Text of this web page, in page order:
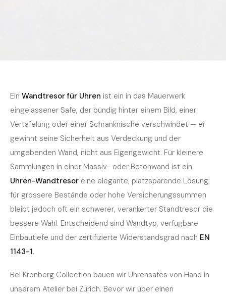
Wandtresor für Uhren — Einbau,
Sicherheit und worauf es ankommt
Ein Wandtresor für Uhren ist ein in das Mauerwerk
eingelassener Safe, der bündig hinter einem Bild, einer
Vertäfelung oder einer Schranknische verschwindet — er
gewinnt seine Sicherheit aus Verdeckung und der
umgebenden Wand, nicht aus Eigengewicht. Für kleinere
Sammlungen in einer Massiv- oder Betonwand ist ein
Uhren-Wandtresor eine elegante, platzsparende Lösung;
für grössere Bestände oder hohe Versicherungssummen
bleibt jedoch oft ein schwerer, verankerter Standtresor die
bessere Wahl. Entscheidend sind Wandtyp, verfügbare
Einbautiefe und der zertifizierte Widerstandsgrad nach EN
1143-1.
Bei Kronberg Collection bauen wir Uhrensafes von Hand in
unserem Atelier bei Zürich. Bevor wir über einen